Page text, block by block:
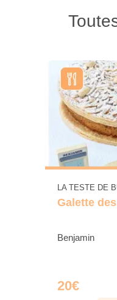
LA TESTE DE
Galette
Benjamin
20€